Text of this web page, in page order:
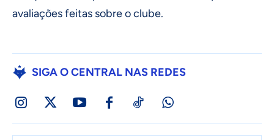
avaliações feitas sobre o clube.
SIGA O CENTRAL NAS REDES